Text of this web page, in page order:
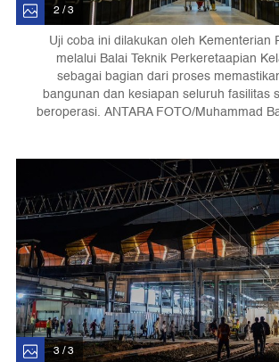
2 / 3
Uji coba ini dilakukan oleh Kementerian
melalui Balai Teknik Perkeretaapian
sebagai bagian dari proses
bangunan dan kesiapan seluruh fasilitas
beroperasi. ANTARA FOTO/Muhammad
3 / 3